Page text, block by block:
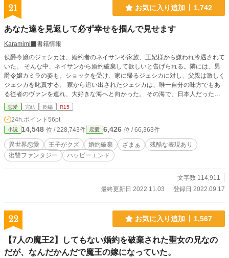
21 お気に入り追加 1,742
あなた達を見返して必ず幸せを掴んで見せます
Karamimi
書籍情報
侯爵令嬢のジェシカは、婚約者のネイサンや家族、王妃様から嫌われ冷遇されて
いた。 そんな中、ネイサンから婚約破棄して欲しいと告げられる。隣には、男
爵令嬢カミラの姿も。ショックを受け、家に帰るジェシカに対し、父親は激しく
ジェシカを叱責する。 家から追い出されたジェシカは、唯一自分の味方でもあ
る従者のヴァンを連れ、大好きな海へと向かった。 その海で、日本人だった前
世の記憶を取り戻すジェシカ。今まで自分がされてきた仕打ちに、ジェシカは憤
る。 「あんな浮気男、こっちから願い下げよ。こうなったらネイサン様と婚約
破棄をして、前世で大好きだった旅に出てやるのだから」 こうして始まった、
ジェシカの婚約破棄計画。でも、中々思う様に行かなくて… 前世の記憶を取り
戻した侯爵令嬢ジェシカが、今まで自分を冷遇してきた人たちを断罪し、自由を
手に入れ旅にでるまでのお話です。 途中胸糞悪い話もあります。 どうぞよろし
くお願いいたします。
恋愛 完結 長編 R15
24h.ポイント 56pt
小説 14,548 位 / 228,743件 恋愛 6,426 位 / 66,363件
異世界恋愛 王子がクズ 婚約破棄 ざまぁ
残酷な表現あり
復讐ファンタジー
ハッピーエンド
文字数 114,911
最終更新日 2022.11.03
登録日 2022.09.17
22 お気に入り追加 1,567
【7人の魔王2】してもない婚約を破棄された聖女の兄なの
だが、なんだかんだで魔王の嫁になっていた。